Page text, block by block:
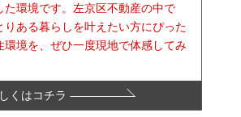
た環境です。左京区不動産の中で
りある暮らしを叶えたい方にぴった
環境を、ぜひ一度現地で体感してみ
くはコチラ